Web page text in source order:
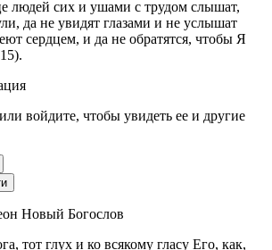
людей сих и ушами с трудом слышат,
да не увидят глазами и не услышат
сердцем, и да не обратятся, чтобы Я
войдите, чтобы увидеть ее и другие
Новый Богослов
тот глух и ко всякому гласу Его, как,